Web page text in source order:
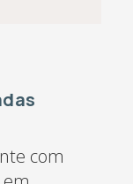
com